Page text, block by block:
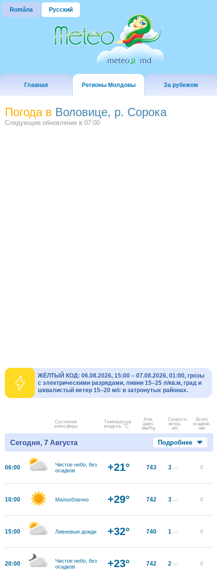
Româna Русский
Главная Регионы Молдовы За рубежом
Погода в Воловице, р. Сорока
Следующее обновление в 07:00
ЖЁЛТЫЙ КОД: 06.08.2026, 15:00 – 07.08.2026, 01:00, грозы
с электрическими разрядами, ливни 15–25 л/кв.м, град и
шквалистый ветер 15–20 м/с в затронутых районах.
Состояние
атмосферы
Температура
воздуха, °C
Атм.
давл.
мм/Hg
Скорость
ветра.
м/с
Всего
осадков,
мм
Сегодня, 7 Августа Подробнее
06:00
Чистое небо, без
осадков
+21° 743 3 м/с 0
10:00 Малооблачно +29° 742 3 м/с 0
15:00 Ливневые дожди +32° 740 1 м/с 0
20:00
Чистое небо, без
осадков
+23° 742 2 м/с 0